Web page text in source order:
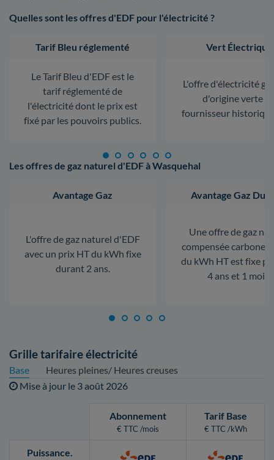
Quelles sont les offres d'EDF pour l'électricité ?
Tarif Bleu réglementé
Le Tarif Bleu d'EDF est le
tarif réglementé de
l'électricité dont le prix est
fixé par les pouvoirs publics.
Vert Électrique
L'offre d'électricité
d'origine verte
fournisseur
Les offres de gaz naturel d'EDF à Wasquehal
Avantage Gaz
L'offre de gaz naturel d'EDF
avec un prix HT du kWh fixe
durant 2 ans.
Avantage Gaz
Une offre de gaz
compensée carbone.
du kWh HT est fixe
4 ans et 1 mois.
Grille tarifaire électricité
Base
Heures pleines/ Heures creuses
Mise à jour le 3 août 2026
Abonnement
€ TTC /mois
Tarif Base
€ TTC /kWh
Puissance.